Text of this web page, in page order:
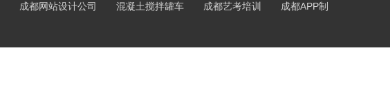
成都网站设计公司 混凝土搅拌罐车 成都艺考培训
成都APP制